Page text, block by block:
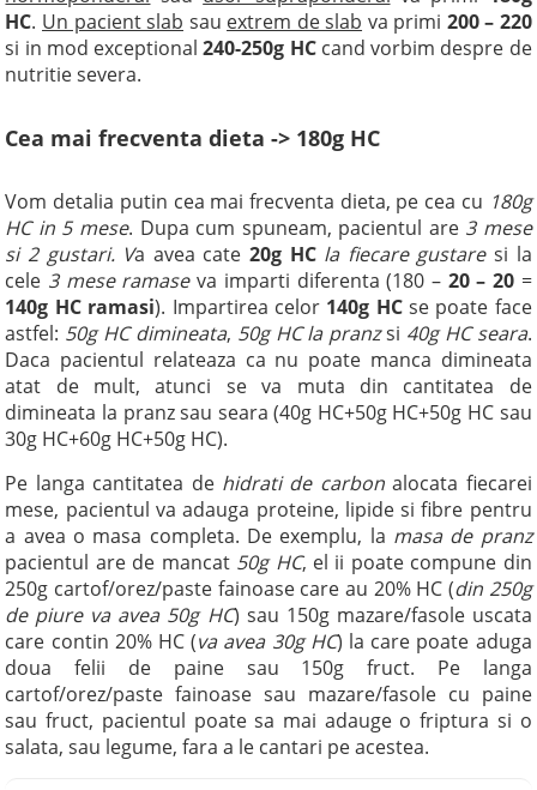
HC. Un pacient slab sau extrem de slab va primi 200 – 220
si in mod exceptional240-250g HCcand vorbim despre de
nutritie severa.
Cea mai frecventa dieta -> 180g HC
Vom detalia putin cea mai frecventa dieta, pe cea cu 180g
HC in 5 mese. Dupa cum spuneam, pacientul are3 mese
si 2 gustari. Va avea cate20g HC la fiecare gustaresi la
cele 3 mese ramaseva imparti diferenta (180 – 20 – 20 =
140g HC ramasi). Impartirea celor 140g HCse poate face
astfel: 50g HC dimineata, 50g HC la pranzsi 40g HC seara.
Daca pacientul relateaza ca nu poate manca dimineata
atat de mult, atunci se va muta din cantitatea de
dimineata la pranz sau seara (40g HC+50g HC+50g HC sau
30g HC+60g HC+50g HC).
Pe langa cantitatea de hidrati de carbonalocata fiecarei
mese, pacientul va adauga proteine, lipide si fibre pentru
a avea o masa completa. De exemplu, la masa de pranz
pacientul are de mancat 50g HC, el ii poate compune din
250g cartof/orez/paste fainoase care au 20% HC (din 250g
de piure va avea 50g HC) sau 150g mazare/fasole uscata
care contin 20% HC (va avea 30g HC) la care poate aduga
doua felii de paine sau 150g fruct. Pe langa
cartof/orez/paste fainoase sau mazare/fasole cu paine
sau fruct, pacientul poate sa mai adauge o friptura si o
salata, sau legume, fara a le cantari pe acestea.